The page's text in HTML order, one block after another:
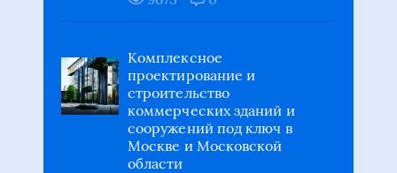
Комплексное
проектирование и
строительство
коммерческих зданий и
сооружений под ключ в
Москве и Московской
области